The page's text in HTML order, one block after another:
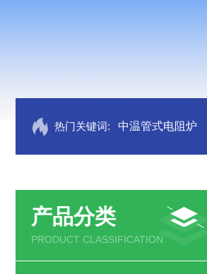
热门关键词: 中温管式电阻炉
产品分类
PRODUCT CLASSIFICATION